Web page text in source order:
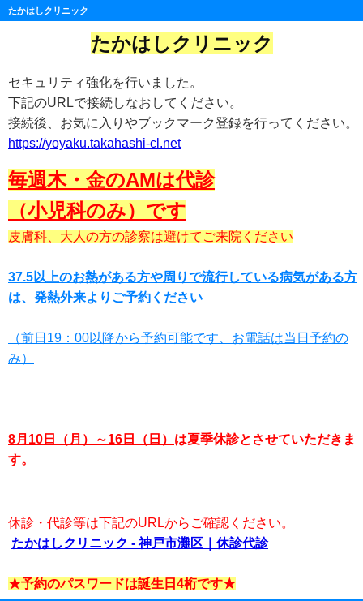
たかはしクリニック
たかはしクリニック
セキュリティ強化を行いました。
下記のURLで接続しなおしてください。
接続後、お気に入りやブックマーク登録を行ってください。
https://yoyaku.takahashi-cl.net
毎週木・金のAMは代診
（小児科のみ）です
皮膚科、大人の方の診察は避けてご来院ください
37.5以上のお熱がある方や周りで流行している病気がある方
は、 発熱外来よりご予約ください
（前日19：00以降から予約可能です、お電話は当日予約の
み）
8月10日（月）～16日（日） は夏季休診とさせていただきま
す。
休診・代診等は下記のURLからご確認ください。
たかはしクリニック - 神戸市灘区｜休診代診
★予約のパスワードは誕生日4桁です★